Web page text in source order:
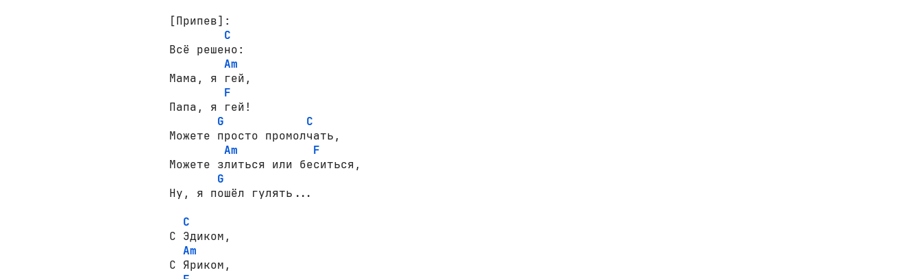
[Припев]:
C
Всё решено:
Am
Мама, я гей,
F
Папа, я гей!
G
C
Можете просто промолчать,
Am
F
Можете злиться или беситься,
G
C
С Эдиком,
Am
С Яриком,